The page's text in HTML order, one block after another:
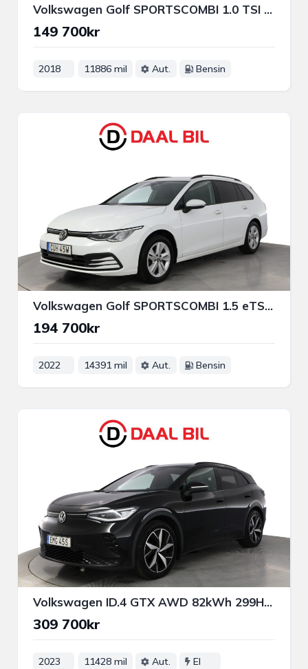
Volkswagen Golf SPORTSCOMBI 1.0 TSI 110HK M-VÄRM CARPLAY P-SENS
149 700kr
2018 11886 mil Aut. Bensin
Volkswagen Golf SPORTSCOMBI 1.5 eTSI 131HK COCKPIT P-VÄRM NFC PSENS
194 700kr
2022 14391 mil Aut. Bensin
Volkswagen ID.4 GTX AWD 82kWh 299HK DRAG B-KAMERA NAVIGATION P-VÄRM
309 700kr
2023 11428 mil Aut. El